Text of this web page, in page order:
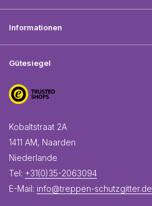
Informationen
Gütesiegel
Kobaltstraat 2A
1411 AM, Naarden
Niederlande
Tel: +31(0)35-2063094
E-Mail: info@treppen-schutzgitter.de